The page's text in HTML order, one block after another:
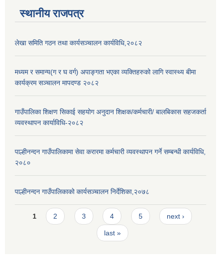
स्थानीय राजपत्र
लेखा समिति गठन तथा कार्यसञ्चालन कार्यविधि,२०८२
मध्यम र समान्य(ग र घ वर्ग) अपाङ्गता भएका व्यक्तिहरुको लागि स्वास्थ्य बीमा
कार्यक्रम सञ्चालन मापदण्ड २०८२
गाउँपालिका शिक्षण सिकाई सहयोग अनुदान शिक्षक/कर्मचारी/ बालबिकास सहजकर्ता
व्यवस्थापन कार्याविधि-२०८२
पाल्हीनन्दन गाउँपालिकामा सेवा करारमा कर्मचारी व्यवस्थापन गर्ने सम्बन्धी कार्यविधि,
२०८०
पाल्हीनन्दन गाउँपालिकाको कार्यसञ्चालन निर्देशिका,२०७८
Pages
1 2 3 4 5 next ›
last »